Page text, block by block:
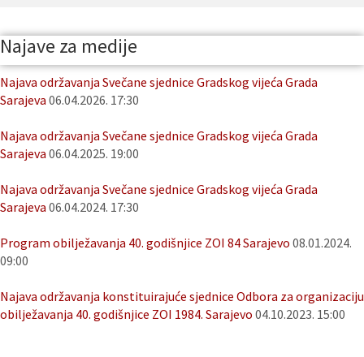
Najave za medije
Najava održavanja Svečane sjednice Gradskog vijeća Grada
Sarajeva 06.04.2026. 17:30
Najava održavanja Svečane sjednice Gradskog vijeća Grada
Sarajeva 06.04.2025. 19:00
Najava održavanja Svečane sjednice Gradskog vijeća Grada
Sarajeva 06.04.2024. 17:30
Program obilježavanja 40. godišnjice ZOI 84 Sarajevo 08.01.2024.
09:00
Najava održavanja konstituirajuće sjednice Odbora za organizaciju
obilježavanja 40. godišnjice ZOI 1984. Sarajevo 04.10.2023. 15:00